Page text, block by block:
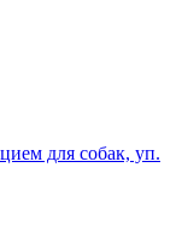
для собак, уп.